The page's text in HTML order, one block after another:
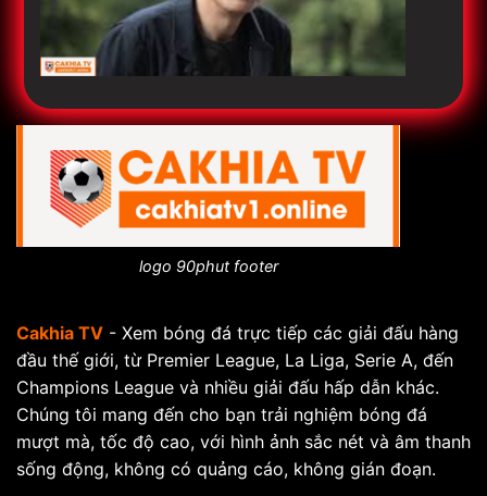
logo 90phut footer
Cakhia TV - Xem bóng đá trực tiếp các giải đấu hàng
đầu thế giới, từ Premier League, La Liga, Serie A, đến
Champions League và nhiều giải đấu hấp dẫn khác.
Chúng tôi mang đến cho bạn trải nghiệm bóng đá
mượt mà, tốc độ cao, với hình ảnh sắc nét và âm thanh
sống động, không có quảng cáo, không gián đoạn.